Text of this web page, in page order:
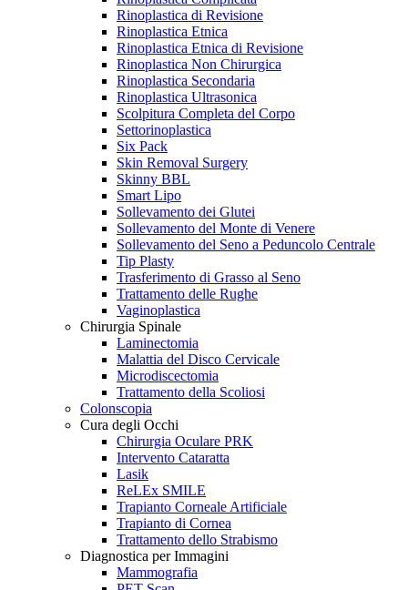
Rinoplastica di Revisione
Rinoplastica Etnica
Rinoplastica Etnica di Revisione
Rinoplastica Non Chirurgica
Rinoplastica Secondaria
Rinoplastica Ultrasonica
Scolpitura Completa del Corpo
Settorinoplastica
Six Pack
Skin Removal Surgery
Skinny BBL
Smart Lipo
Sollevamento dei Glutei
Sollevamento del Monte di Venere
Sollevamento del Seno a Peduncolo Centrale
Tip Plasty
Trasferimento di Grasso al Seno
Trattamento delle Rughe
Vaginoplastica
Chirurgia Spinale
Laminectomia
Malattia del Disco Cervicale
Microdiscectomia
Trattamento della Scoliosi
Colonscopia
Cura degli Occhi
Chirurgia Oculare PRK
Intervento Cataratta
Lasik
ReLEx SMILE
Trapianto Corneale Artificiale
Trapianto di Cornea
Trattamento dello Strabismo
Diagnostica per Immagini
Mammografia